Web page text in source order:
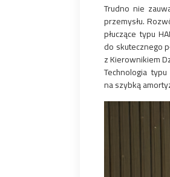
Trudno nie
przemysłu.
płuczące typu
do skutecznego
z Kierownikiem
Technologia
na szybką